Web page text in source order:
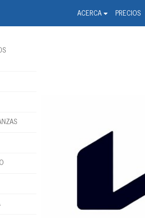
ACERCA PRECIOS
Newswire -